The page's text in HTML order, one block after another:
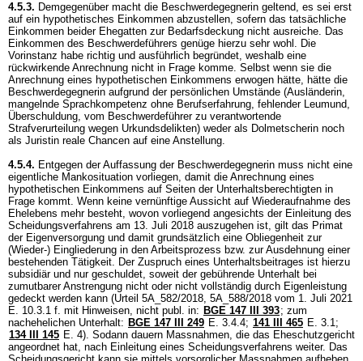
4.5.3. Demgegenüber macht die Beschwerdegegnerin geltend, es sei erst
auf ein hypothetisches Einkommen abzustellen, sofern das tatsächliche
Einkommen beider Ehegatten zur Bedarfsdeckung nicht ausreiche. Das
Einkommen des Beschwerdeführers genüge hierzu sehr wohl. Die
Vorinstanz habe richtig und ausführlich begründet, weshalb eine
rückwirkende Anrechnung nicht in Frage komme. Selbst wenn sie die
Anrechnung eines hypothetischen Einkommens erwogen hätte, hätte die
Beschwerdegegnerin aufgrund der persönlichen Umstände (Ausländerin,
mangelnde Sprachkompetenz ohne Berufserfahrung, fehlender Leumund,
Überschuldung, vom Beschwerdeführer zu verantwortende
Strafverurteilung wegen Urkundsdelikten) weder als Dolmetscherin noch
als Juristin reale Chancen auf eine Anstellung.
4.5.4. Entgegen der Auffassung der Beschwerdegegnerin muss nicht eine
eigentliche Mankosituation vorliegen, damit die Anrechnung eines
hypothetischen Einkommens auf Seiten der Unterhaltsberechtigten in
Frage kommt. Wenn keine vernünftige Aussicht auf Wiederaufnahme des
Ehelebens mehr besteht, wovon vorliegend angesichts der Einleitung des
Scheidungsverfahrens am 13. Juli 2018 auszugehen ist, gilt das Primat
der Eigenversorgung und damit grundsätzlich eine Obliegenheit zur
(Wieder-) Eingliederung in den Arbeitsprozess bzw. zur Ausdehnung einer
bestehenden Tätigkeit. Der Zuspruch eines Unterhaltsbeitrages ist hierzu
subsidiär und nur geschuldet, soweit der gebührende Unterhalt bei
zumutbarer Anstrengung nicht oder nicht vollständig durch Eigenleistung
gedeckt werden kann (Urteil 5A_582/2018, 5A_588/2018 vom 1. Juli 2021
E. 10.3.1 f. mit Hinweisen, nicht publ. in: BGE 147 III 393; zum
nachehelichen Unterhalt: BGE 147 III 249 E. 3.4.4; 141 III 465 E. 3.1;
134 III 145 E. 4). Sodann dauern Massnahmen, die das Eheschutzgericht
angeordnet hat, nach Einleitung eines Scheidungsverfahrens weiter. Das